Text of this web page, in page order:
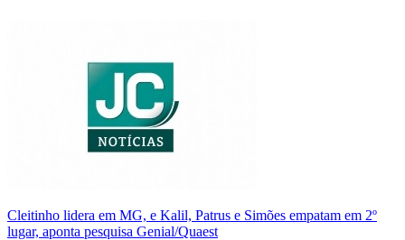
Cleitinho lidera em MG, e Kalil, Patrus e Simões empatam em 2º
lugar, aponta pesquisa Genial/Quaest